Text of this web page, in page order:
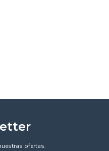
ofertas.